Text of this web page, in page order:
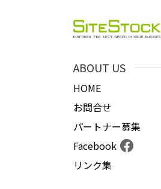
ABOUT US
HOME
お問合せ
パートナー募集
Facebook
リンク集